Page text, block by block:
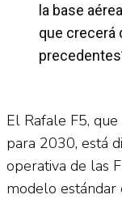
la base
que crecerá
El Rafale F5,
para 2030, está
operativa de las
modelo estándar